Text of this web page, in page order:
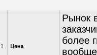
1. Цена
Рынок
более